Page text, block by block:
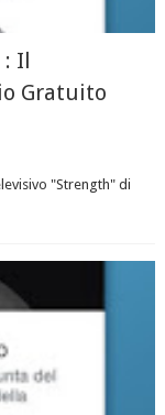
: Il
Gratuito
"Strength" di